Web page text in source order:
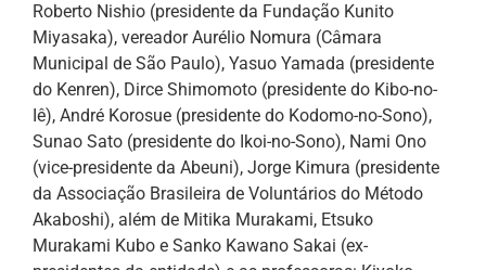
Roberto Nishio (presidente da Fundação Kunito
Miyasaka), vereador Aurélio Nomura (Câmara
Municipal de São Paulo), Yasuo Yamada (presidente
do Kenren), Dirce Shimomoto (presidente do Kibo-no-
Iê), André Korosue (presidente do Kodomo-no-Sono),
Sunao Sato (presidente do Ikoi-no-Sono), Nami Ono
(vice-presidente da Abeuni), Jorge Kimura (presidente
da Associação Brasileira de Voluntários do Método
Akaboshi), além de Mitika Murakami, Etsuko
Murakami Kubo e Sanko Kawano Sakai (ex-